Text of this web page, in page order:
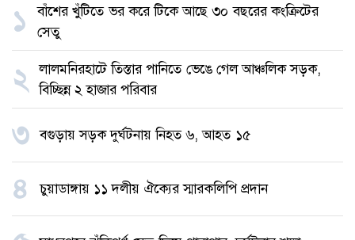
১
বাঁশের খুঁটিতে ভর করে টিকে আছে ৩০ বছরের কংক্রিটের
সেতু
২ লালমনিরহাটে তিস্তার পানিতে ভেঙে গেল আঞ্চলিক সড়ক,
বিচ্ছিন্ন ২ হাজার পরিবার
৩ বগুড়ায় সড়ক দুর্ঘটনায় নিহত ৬, আহত ১৫
৪ চুয়াডাঙ্গায় ১১ দলীয় ঐক্যের স্মারকলিপি প্রদান